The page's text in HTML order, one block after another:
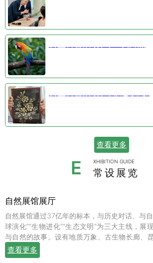
查看更多
E XHIBITION GUIDE
常设展览
自然展馆展厅
自然展馆通过37亿年的标本，与历史对话、与
球演化”“生物进化”“生态文明”为三大主线，展
与自然的故事。设有地质万象、古生物长廊、
史前探秘、煤海之光和生命之光七个常设展厅
斜长麻粒岩等矿物标本；有鱼龙、翼龙、马门
查看更多